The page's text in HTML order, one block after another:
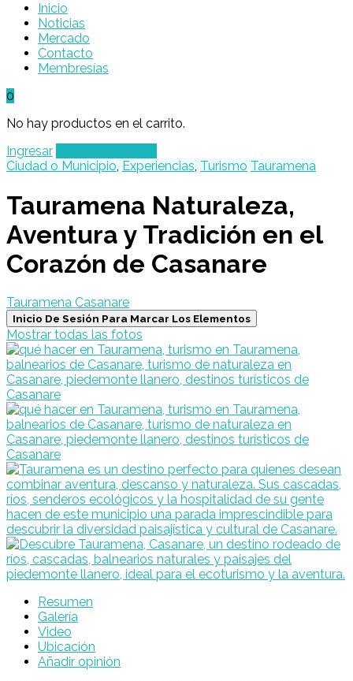
Inicio
Noticias
Mercado
Contacto
Membresías
0
No hay productos en el carrito.
Ingresar
Ciudad o Municipio, Experiencias, Turismo Tauramena
Tauramena Naturaleza,
Aventura y Tradición en el
Corazón de Casanare
Tauramena Casanare
Inicio De Sesión Para Marcar Los Elementos
Mostrar todas las fotos
Resumen
Galería
Video
Ubicación
Añadir opinión